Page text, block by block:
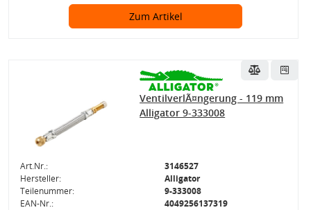
Zum Artikel
VentilverlÃ¤ngerung - 119 mm
Alligator 9-333008
Art.Nr.:
3146527
Hersteller:
Alligator
Teilenummer:
9-333008
EAN-Nr.:
4049256137319